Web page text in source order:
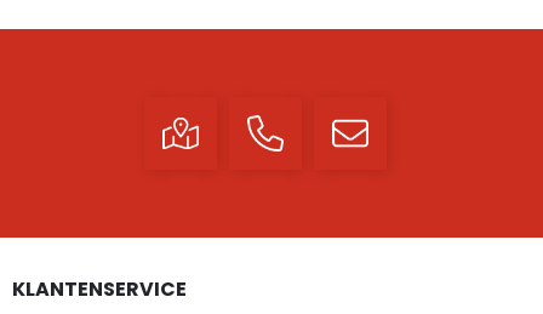
KLANTENSERVICE